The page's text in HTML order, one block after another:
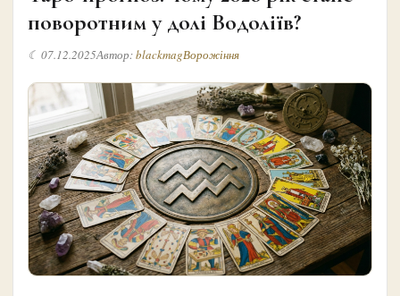
поворотним у долі Водоліїв?
☾ 07.12.2025Автор:blackmagВорожіння